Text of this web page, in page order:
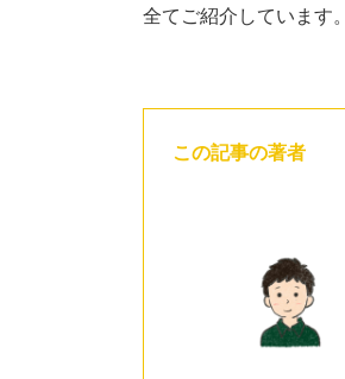
全てご紹介しています。
この記事の著者